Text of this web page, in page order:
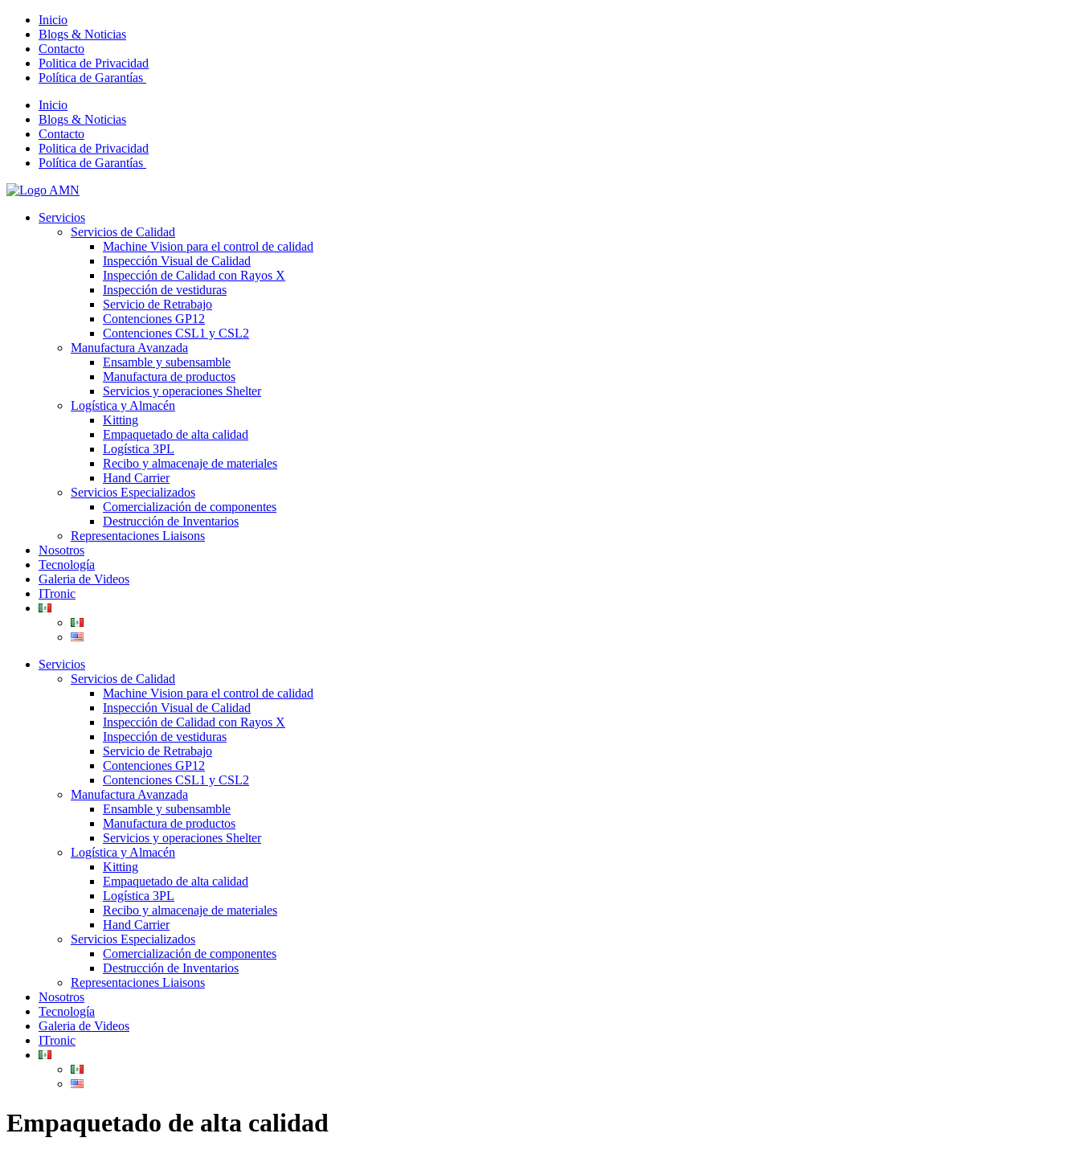
Inicio
Blogs & Noticias
Contacto
Politica de Privacidad
Política de Garantías
Inicio
Blogs & Noticias
Contacto
Politica de Privacidad
Política de Garantías
Servicios
Servicios de Calidad
Machine Vision para el control de calidad
Inspección Visual de Calidad
Inspección de Calidad con Rayos X
Inspección de vestiduras
Servicio de Retrabajo
Contenciones GP12
Contenciones CSL1 y CSL2
Manufactura Avanzada
Ensamble y subensamble
Manufactura de productos
Servicios y operaciones Shelter
Logística y Almacén
Kitting
Empaquetado de alta calidad
Logística 3PL
Recibo y almacenaje de materiales
Hand Carrier
Servicios Especializados
Comercialización de componentes
Destrucción de Inventarios
Representaciones Liaisons
Nosotros
Tecnología
Galeria de Videos
ITronic
Servicios
Servicios de Calidad
Machine Vision para el control de calidad
Inspección Visual de Calidad
Inspección de Calidad con Rayos X
Inspección de vestiduras
Servicio de Retrabajo
Contenciones GP12
Contenciones CSL1 y CSL2
Manufactura Avanzada
Ensamble y subensamble
Manufactura de productos
Servicios y operaciones Shelter
Logística y Almacén
Kitting
Empaquetado de alta calidad
Logística 3PL
Recibo y almacenaje de materiales
Hand Carrier
Servicios Especializados
Comercialización de componentes
Destrucción de Inventarios
Representaciones Liaisons
Nosotros
Tecnología
Galeria de Videos
ITronic
Empaquetado de alta calidad